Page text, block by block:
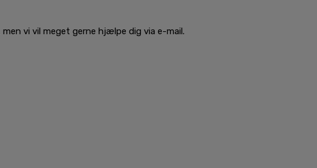
vi vil meget gerne hjælpe dig via e-mail.